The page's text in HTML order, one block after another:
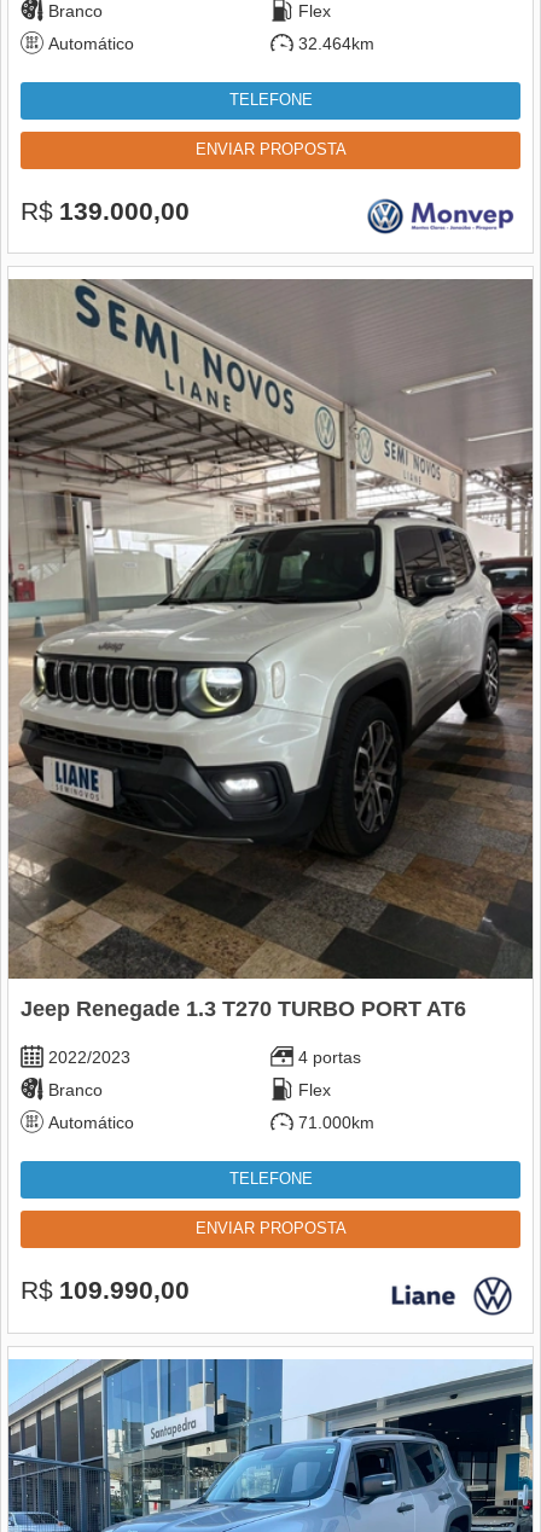
Branco
Flex
Automático
32.464km
TELEFONE
ENVIAR PROPOSTA
R$ 139.000,00
Jeep Renegade 1.3 T270 TURBO PORT AT6
2022/2023
4 portas
Branco
Flex
Automático
71.000km
TELEFONE
ENVIAR PROPOSTA
R$ 109.990,00